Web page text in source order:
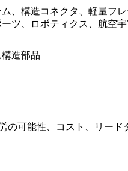
、構造コネクタ、軽量フレ
ツ、ロボティクス、航空
造部品
の可能性、コスト、リー